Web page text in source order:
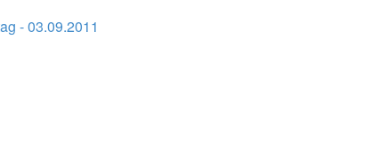
- 03.09.2011